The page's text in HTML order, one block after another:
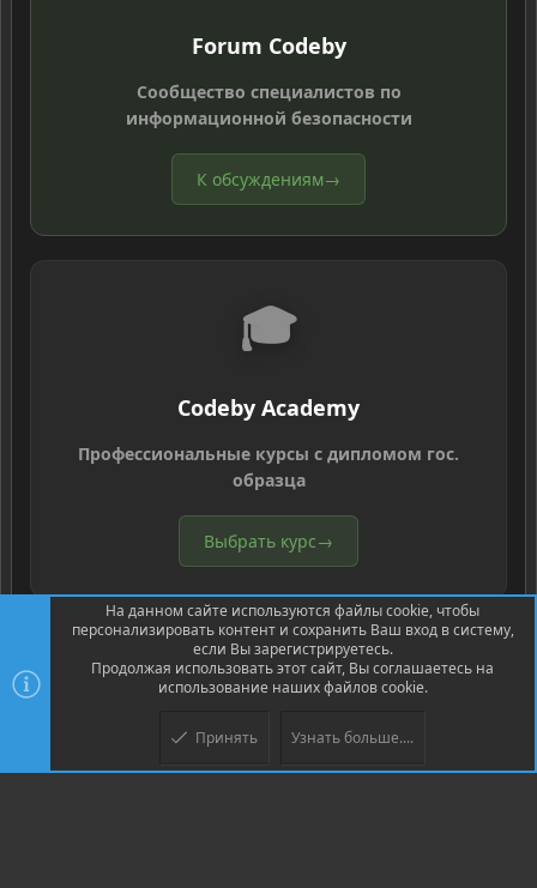
Forum Codeby
Сообщество специалистов по
информационной безопасности
К обсуждениям→
🎓
Codeby Academy
Профессиональные курсы с дипломом гос.
образца
Выбрать курс→
Community platform by XenForo ® © 2010-2026 XenForo Ltd.
© Jason Axelrod of 8WAYRUN
На данном сайте используются файлы cookie, чтобы
персонализировать контент и сохранить Ваш вход в систему,
если Вы зарегистрируетесь.
Продолжая использовать этот сайт, Вы соглашаетесь на
использование наших файлов cookie.
Принять Узнать больше....